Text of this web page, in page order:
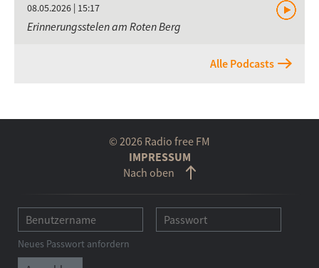
08.05.2026 | 15:17
Erinnerungsstelen am Roten Berg
Alle Podcasts
© 2026 Radio free FM
IMPRESSUM
Nach oben
Neues Passwort anfordern